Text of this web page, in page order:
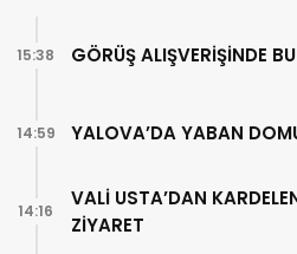
GÖRÜŞ ALIŞVERİŞİNDE
15:38
YALOVA’DA YABAN
14:59
VALİ USTA’DAN
ZİYARET
14:16